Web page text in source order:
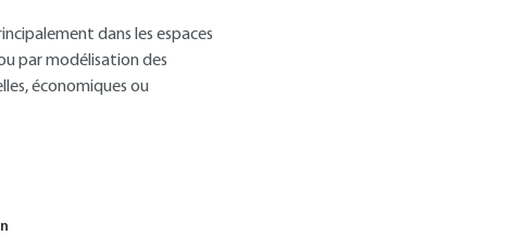
dans les espaces
par modélisation des
économiques ou